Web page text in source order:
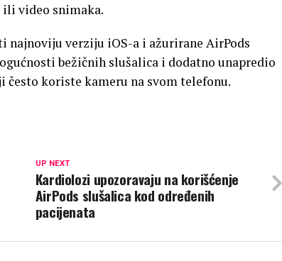
video snimaka.
najnoviju verziju iOS-a i ažurirane AirPods
bežičnih slušalica i dodatno unapredio
često koriste kameru na svom telefonu.
UP NEXT
Kardiolozi upozoravaju na korišćenje
AirPods slušalica kod određenih
pacijenata